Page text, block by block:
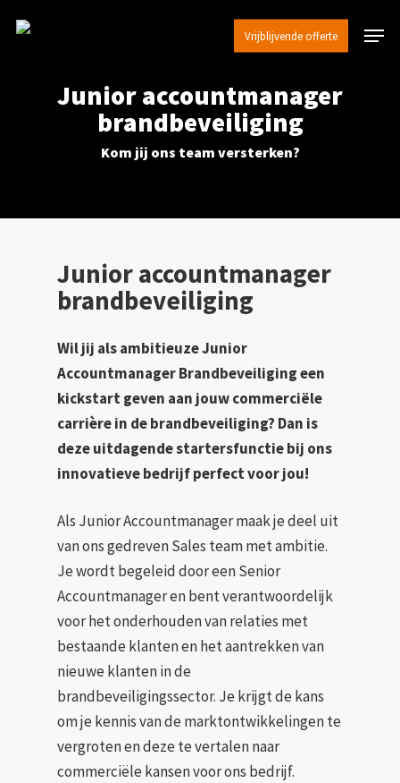
Vrijblijvende offerte Menu
Junior accountmanager
brandbeveiliging
Kom jij ons team versterken?
Junior accountmanager
brandbeveiliging
Wil jij als ambitieuze Junior
Accountmanager Brandbeveiliging een
kickstart geven aan jouw commerciële
carrière in de brandbeveiliging? Dan is
deze uitdagende startersfunctie bij ons
innovatieve bedrijf perfect voor jou!
Als Junior Accountmanager maak je deel uit
van ons gedreven Sales team met ambitie.
Je wordt begeleid door een Senior
Accountmanager en bent verantwoordelijk
voor het onderhouden van relaties met
bestaande klanten en het aantrekken van
nieuwe klanten in de
brandbeveiligingssector. Je krijgt de kans
om je kennis van de marktontwikkelingen te
vergroten en deze te vertalen naar
commerciële kansen voor ons bedrijf.